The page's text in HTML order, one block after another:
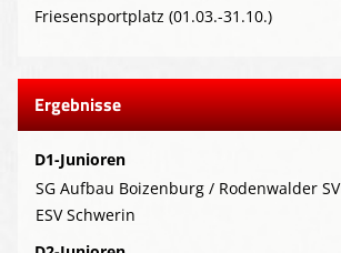
Friesensportplatz (01.03.-31.10.)
Ergebnisse
D1-Junioren
SG Aufbau Boizenburg / Rodenwalder SV
ESV Schwerin